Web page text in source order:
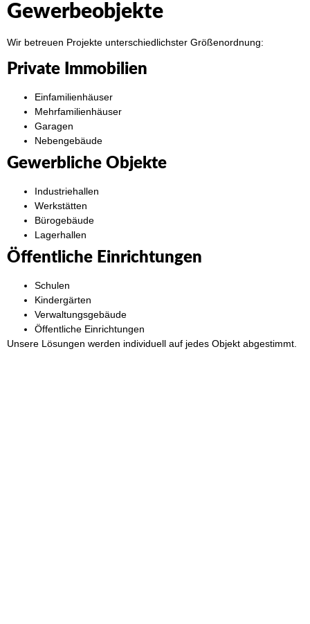
Gewerbeobjekte
Wir betreuen Projekte unterschiedlichster Größenordnung:
Private Immobilien
Einfamilienhäuser
Mehrfamilienhäuser
Garagen
Nebengebäude
Gewerbliche Objekte
Industriehallen
Werkstätten
Bürogebäude
Lagerhallen
Öffentliche Einrichtungen
Schulen
Kindergärten
Verwaltungsgebäude
Öffentliche Einrichtungen
Unsere Lösungen werden individuell auf jedes Objekt abgestimmt.